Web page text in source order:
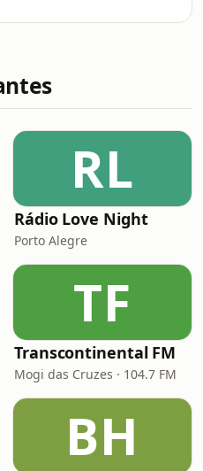
RL
Rádio Love Night
Porto Alegre
TF
Transcontinental FM
Mogi das Cruzes · 104.7 FM
BH